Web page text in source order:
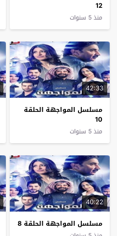
12
منذ 5 سنوات
42:33
مسلسل المواجهة الحلقة
10
منذ 5 سنوات
40:22
مسلسل المواجهة الحلقة 8